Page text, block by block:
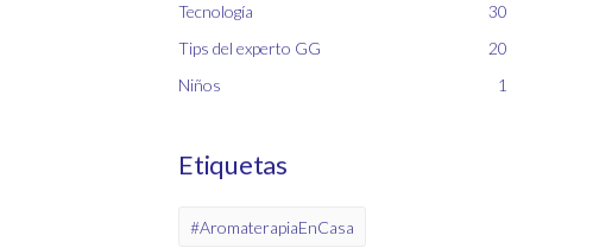
Tecnología
30
Tips del experto GG
20
Niños
1
Etiquetas
#AromaterapiaEnCasa